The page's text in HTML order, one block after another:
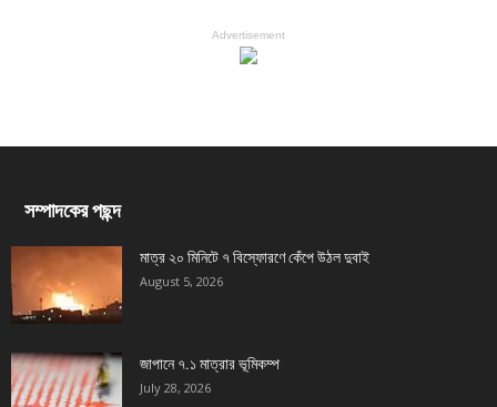
Advertisement
সম্পাদকের পছন্দ
মাত্র ২০ মিনিটে ৭ বিস্ফোরণে কেঁপে উঠল দুবাই
August 5, 2026
জাপানে ৭.১ মাত্রার ভূমিকম্প
July 28, 2026